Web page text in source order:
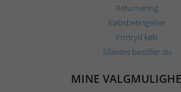
Returnering
Købsbetingelser
Fortryd køb
Således bestiller du
MINE